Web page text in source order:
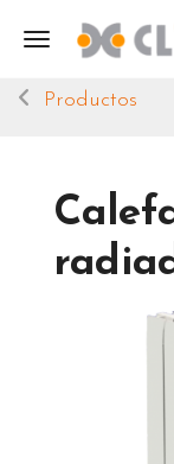
Toggle
Productos